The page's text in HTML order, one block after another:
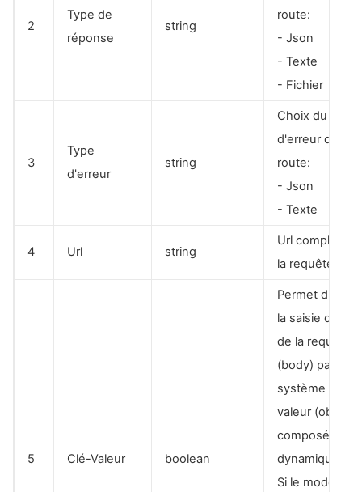
2
Type de
réponse
string
route:
- Json
- Texte
- Fichier
3
Type
d'erreur
string
Choix du type
d'erreur de la
route:
- Json
- Texte
4 Url string
Url complète
la requête
5 Clé-Valeur boolean
Permet
la saisie du
de la requête
(body) par un
système de
valeur (objet
composé
Si le mode est